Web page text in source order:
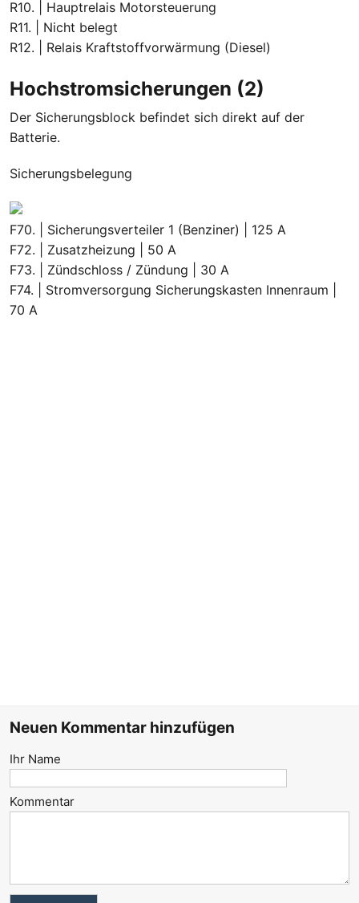
R10. | Hauptrelais Motorsteuerung
R11. | Nicht belegt
R12. | Relais Kraftstoffvorwärmung (Diesel)
Hochstromsicherungen (2)
Der Sicherungsblock befindet sich direkt auf der
Batterie.
Sicherungsbelegung
F70. | Sicherungsverteiler 1 (Benziner) | 125 A
F72. | Zusatzheizung | 50 A
F73. | Zündschloss / Zündung | 30 A
F74. | Stromversorgung Sicherungskasten Innenraum |
70 A
Neuen Kommentar hinzufügen
Ihr Name
Kommentar